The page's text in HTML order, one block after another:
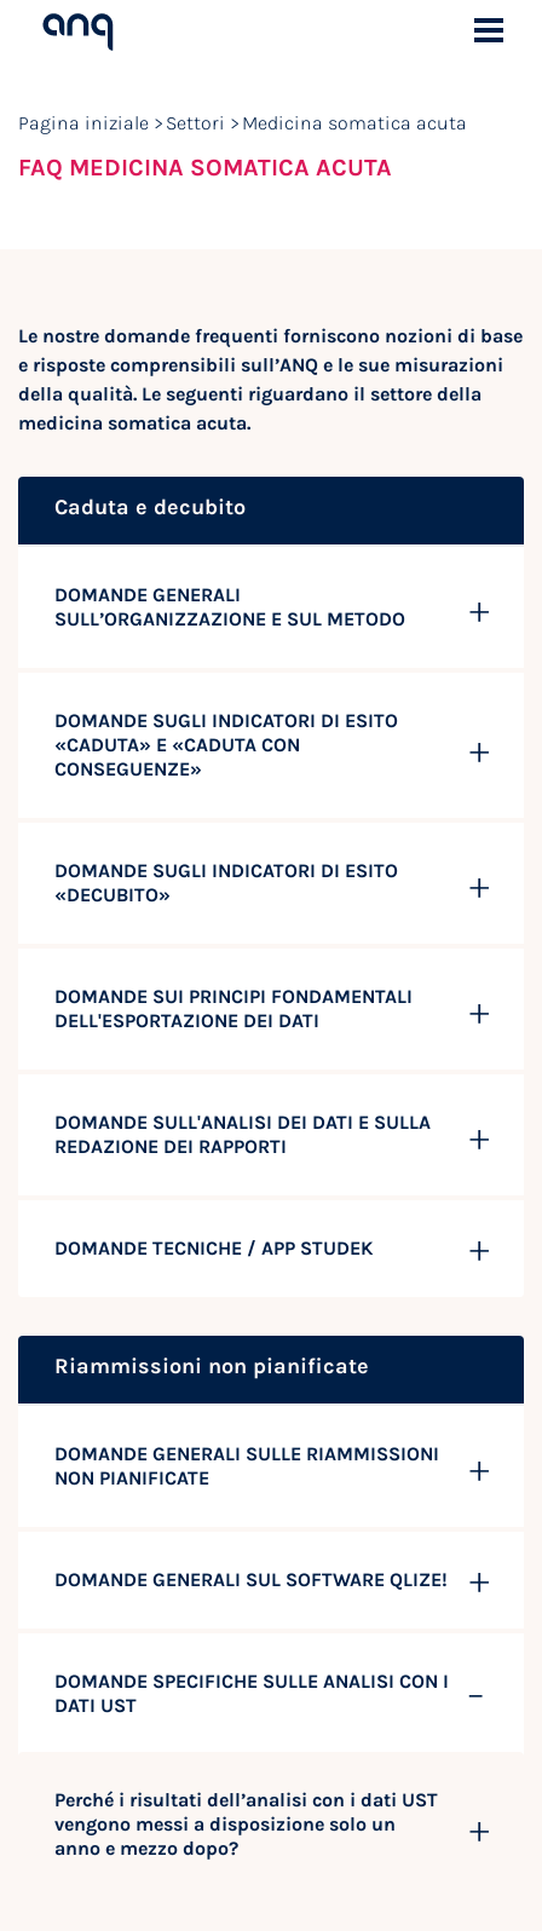
Pagina iniziale Settori Medicina somatica acuta
FAQ MEDICINA SOMATICA ACUTA
Le nostre domande frequenti forniscono nozioni di base
e risposte comprensibili sull’ANQ e le sue misurazioni
della qualità. Le seguenti riguardano il settore della
medicina somatica acuta.
Caduta e decubito
DOMANDE GENERALI
SULL’ORGANIZZAZIONE E SUL METODO
DOMANDE SUGLI INDICATORI DI ESITO
«CADUTA» E «CADUTA CON
CONSEGUENZE»
DOMANDE SUGLI INDICATORI DI ESITO
«DECUBITO»
DOMANDE SUI PRINCIPI FONDAMENTALI
DELL'ESPORTAZIONE DEI DATI
DOMANDE SULL'ANALISI DEI DATI E SULLA
REDAZIONE DEI RAPPORTI
DOMANDE TECNICHE / APP STUDEK
Riammissioni non pianificate
DOMANDE GENERALI SULLE RIAMMISSIONI
NON PIANIFICATE
DOMANDE GENERALI SUL SOFTWARE QLIZE!
DOMANDE SPECIFICHE SULLE ANALISI CON I
DATI UST
Perché i risultati dell’analisi con i dati UST
vengono messi a disposizione solo un
anno e mezzo dopo?